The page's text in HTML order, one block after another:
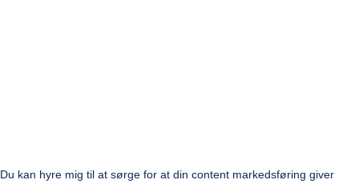
Du kan hyre mig til at sørge for at din content markedsføring giver